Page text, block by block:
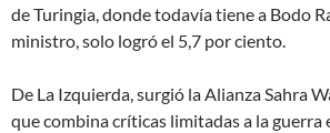
de Turingia, donde todavía tiene a Bodo
ministro, solo logró el 5,7 por ciento.
De La Izquierda, surgió la Alianza Sahra
que combina críticas limitadas a la guerra